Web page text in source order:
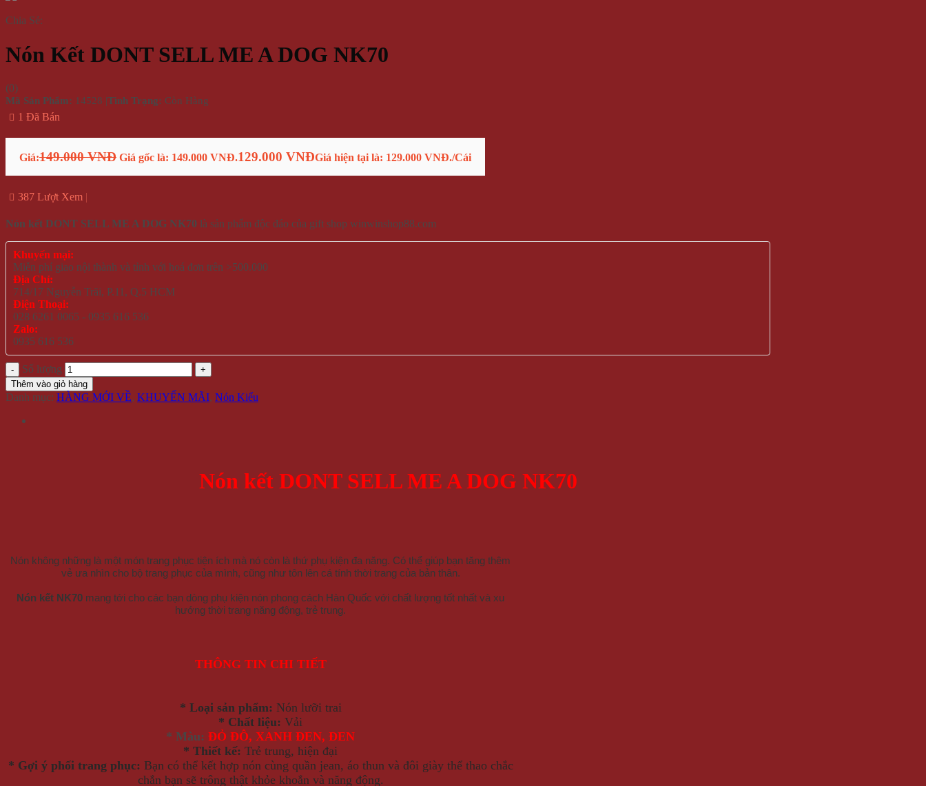
Chia Sẻ:
Nón Kết DONT SELL ME A DOG NK70
(0)
Mã Sản Phẩm: 14528 |Tình Trạng: Còn Hàng
1 Đã Bán
Giá:149.000 VNĐ Giá gốc là: 149.000 VNĐ.129.000 VNĐGiá hiện tại là: 129.000 VNĐ./Cái
387 Lượt Xem
Nón kết DONT SELL ME A DOG NK70 là sản phẩm độc đáo của gift shop winwinshop88.com
Khuyến mại:
Miễn phí giao nội thành và tỉnh với hoá đơn trên >500.000
Địa Chỉ:
714/17 Nguyễn Trãi, P.11, Q.5 HCM
Điện Thoại:
028 6261 0065 - 0935 616 536
Zalo:
0935 616 536
Số lượng
Thêm vào giỏ hàng
Danh mục: HÀNG MỚI VỀ, KHUYẾN MÃI, Nón Kiểu
Nón kết DONT SELL ME A DOG NK70
Nón không những là một món trang phục tiện ích mà nó còn là thứ phụ kiện đa năng. Có thể giúp bạn tăng thêm
vẻ ưa nhìn cho bộ trang phục của mình, cũng như tôn lên cá tính thời trang của bản thân.
Nón kết NK70 mang tới cho các bạn dòng phụ kiện nón phong cách Hàn Quốc với chất lượng tốt nhất và xu
hướng thời trang năng động, trẻ trung.
THÔNG TIN CHI TIẾT
* Loại sản phẩm: Nón lưỡi trai
* Chất liệu: Vải
* Màu: ĐỎ ĐÔ, XANH ĐEN, ĐEN
* Thiết kế: Trẻ trung, hiện đại
* Gợi ý phối trang phục: Bạn có thể kết hợp nón cùng quần jean, áo thun và đôi giày thể thao chắc
chắn bạn sẽ trông thật khỏe khoắn và năng động.